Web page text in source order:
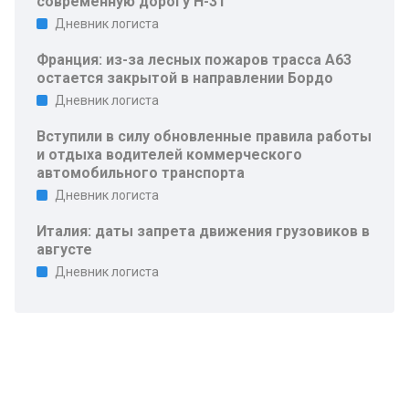
Дневник логиста
Франция: из-за лесных пожаров трасса A63
остается закрытой в направлении Бордо
Дневник логиста
Вступили в силу обновленные правила работы
и отдыха водителей коммерческого
автомобильного транспорта
Дневник логиста
Италия: даты запрета движения грузовиков в
августе
Дневник логиста